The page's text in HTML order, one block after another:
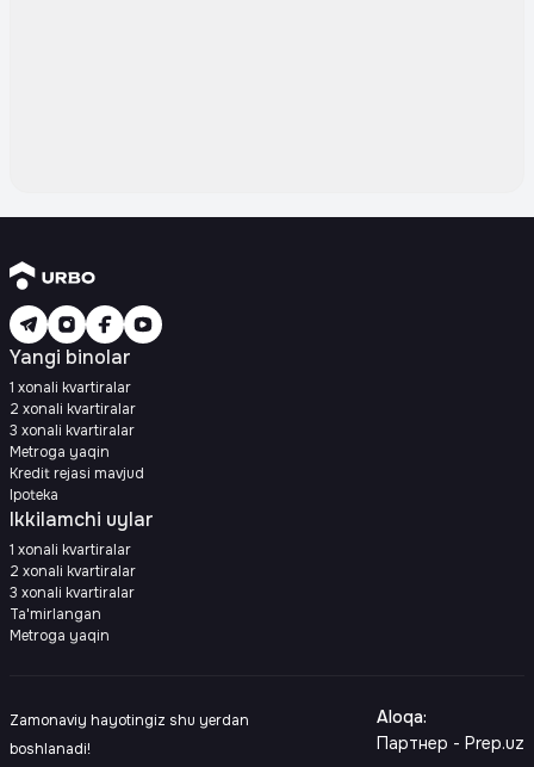
Yangi binolar
1 xonali kvartiralar
2 xonali kvartiralar
3 xonali kvartiralar
Metroga yaqin
Kredit rejasi mavjud
Ipoteka
Ikkilamchi uylar
1 xonali kvartiralar
2 xonali kvartiralar
3 xonali kvartiralar
Ta'mirlangan
Metroga yaqin
Zamonaviy hayotingiz shu yerdan
boshlanadi!
Aloqa:
Партнер - Prep.uz